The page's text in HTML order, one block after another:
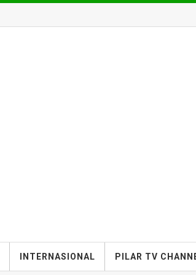
INTERNASIONAL PILAR TV